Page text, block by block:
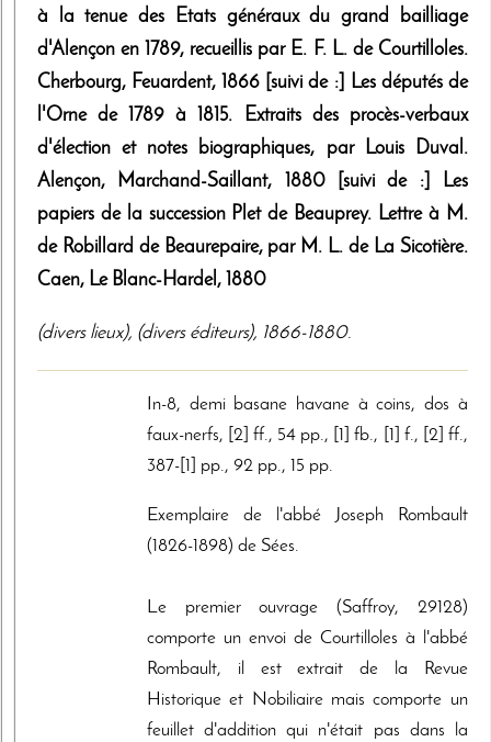
à la tenue des Etats généraux du grand bailliage
d'Alençon en 1789, recueillis par E. F. L. de Courtilloles.
Cherbourg, Feuardent, 1866 [suivi de :] Les députés de
l'Orne de 1789 à 1815. Extraits des procès-verbaux
d'élection et notes biographiques, par Louis Duval.
Alençon, Marchand-Saillant, 1880 [suivi de :] Les
papiers de la succession Plet de Beauprey. Lettre à M.
de Robillard de Beaurepaire, par M. L. de La Sicotière.
Caen, Le Blanc-Hardel, 1880
(divers lieux), (divers éditeurs), 1866-1880.
In-8, demi basane havane à coins, dos à
faux-nerfs, [2] ff., 54 pp., [1] fb., [1] f., [2] ff.,
387-[1] pp., 92 pp., 15 pp.
Exemplaire de l'abbé Joseph Rombault
(1826-1898) de Sées.
Le premier ouvrage (Saffroy, 29128)
comporte un envoi de Courtilloles à l'abbé
Rombault, il est extrait de la Revue
Historique et Nobiliaire mais comporte un
feuillet d'addition qui n'était pas dans la